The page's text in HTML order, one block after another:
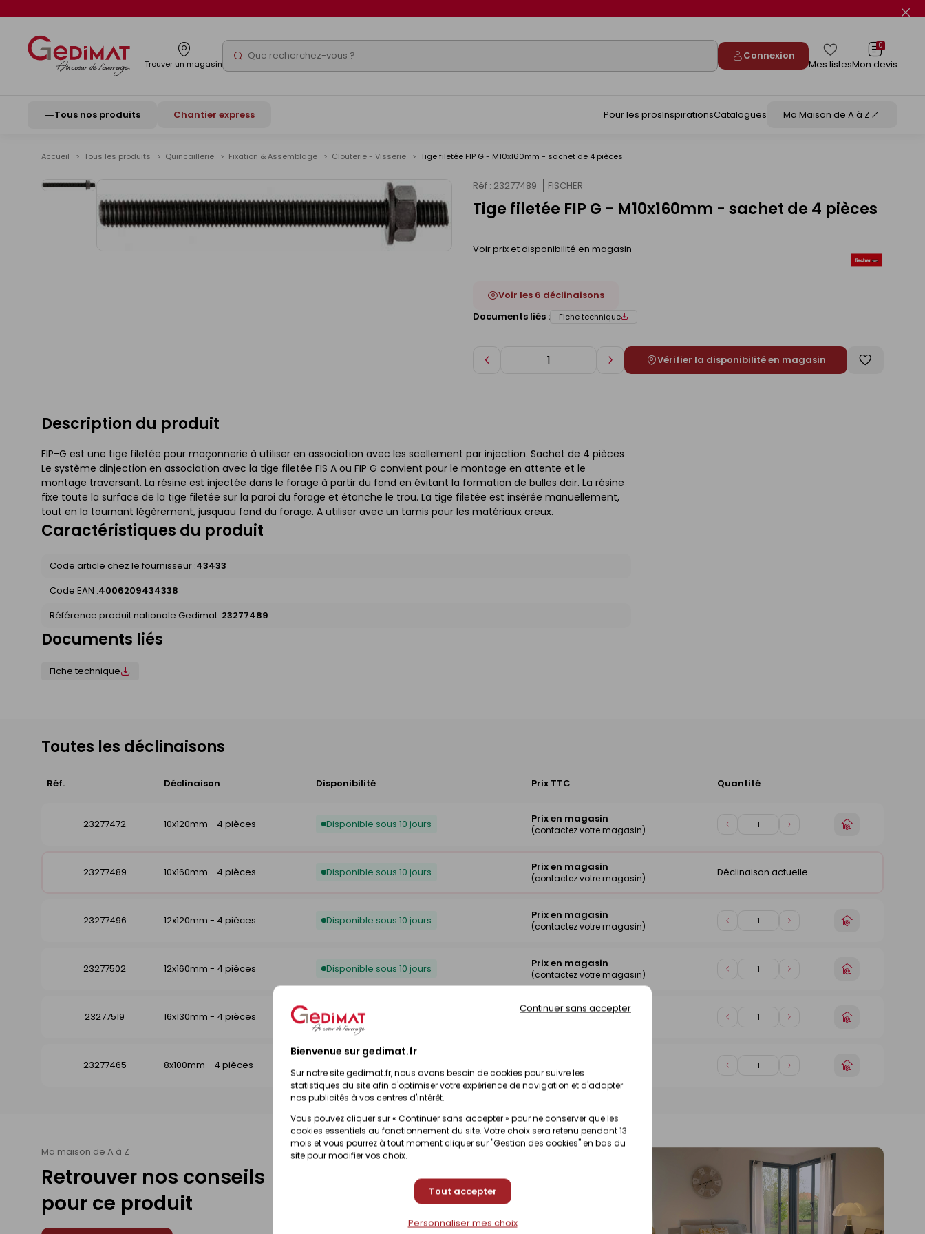
Bienvenue sur gedimat.fr
Sur notre site gedimat.fr, nous avons besoin de cookies pour suivre les
statistiques du site afin d'optimiser votre expérience de navigation et d'adapter
nos publicités à vos centres d'intérêt.
Vous pouvez cliquer sur « Continuer sans accepter » pour ne conserver que les
cookies essentiels au fonctionnement du site. Votre choix sera retenu pendant 13
mois et vous pourrez à tout moment cliquer sur "Gestion des cookies" en bas du
site pour modifier vos choix.
Tout accepter
Continuer sans accepter
Personnaliser mes choix
Trouver un magasin Rechercher Connexion
Mes listes
0
Mon devis
Tous nos produits Chantier express Pour les prosInspirationsCatalogues Ma Maison de A à Z
Accueil Tous les produits Quincaillerie Fixation & Assemblage Clouterie - Visserie Tige filetée FIP G - M10x160mm - sachet de 4 pièces
les
images
Réf : 23277489 FISCHER
Tige filetée FIP G - M10x160mm - sachet de 4 pièces
Voir prix et disponibilité en magasin
Voir les 6 déclinaisons
Documents liés :
Fiche technique
Diminuer AugmenterVérifier la disponibilité en magasin
Enregistrer
Description du produit
FIP-G est une tige filetée pour maçonnerie à utiliser en association avec les scellement par injection. Sachet de 4 pièces
Le système dinjection en association avec la tige filetée FIS A ou FIP G convient pour le montage en attente et le
montage traversant. La résine est injectée dans le forage à partir du fond en évitant la formation de bulles dair. La résine
fixe toute la surface de la tige filetée sur la paroi du forage et étanche le trou. La tige filetée est insérée manuellement,
tout en la tournant légèrement, jusquau fond du forage. A utiliser avec un tamis pour les matériaux creux.
Caractéristiques du produit
Code article chez le fournisseur :43433
Code EAN :4006209434338
Référence produit nationale Gedimat :23277489
Documents liés
Fiche technique
Toutes les déclinaisons
Réf. Déclinaison Disponibilité Prix TTC Quantité
23277472 10x120mm - 4 pièces Disponible sous 10 jours Prix en magasin
(contactez votre magasin)
Diminuer
Augmenter
Choisir
23277489
10x160mm - 4 pièces Disponible sous 10 jours Prix en magasin
(contactez votre magasin) Déclinaison actuelle
23277496 12x120mm - 4 pièces Disponible sous 10 jours Prix en magasin
(contactez votre magasin)
Diminuer
Augmenter
Choisir
23277502
12x160mm - 4 pièces Disponible sous 10 jours Prix en magasin
(contactez votre magasin)
Diminuer
Augmenter
Choisir
23277519
16x130mm - 4 pièces Disponible sur commande Prix en magasin
Diminuer
Augmenter
Choisir
23277465
8x100mm - 4 pièces (contactez votre magasin)
Diminuer
Augmenter
Choisir
Ma maison de A à Z
Retrouver nos conseils
pour ce produit